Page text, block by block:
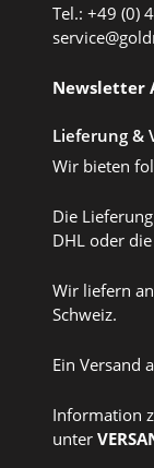
Tel.: +49 (0)
Newsletter
Lieferung &
Wir bieten
Die
DHL oder
Wir liefern
Schweiz.
Ein Versand
Information
unter